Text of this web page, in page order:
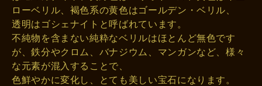
ローベリル、褐色系の黄色はゴールデン・ベリル、
透明はゴシェナイトと呼ばれています。
不純物を含まない純粋なベリルはほとんど無色です
が、鉄分やクロム、バナジウム、マンガンなど、様々
な元素が混入することで、
色鮮やかに変化し、とても美しい宝石になります。